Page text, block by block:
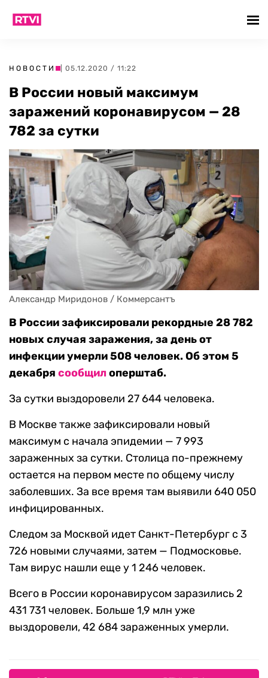
НОВОСТИ | 05.12.2020 / 11:22
В России новый максимум
заражений коронавирусом — 28
782 за сутки
Александр Миридонов / Коммерсантъ
В России зафиксировали рекордные 28 782
новых случая заражения, за день от
инфекции умерли 508 человек. Об этом 5
декабря сообщилоперштаб.
За сутки выздоровели 27 644 человека.
В Москве также зафиксировали новый
максимум с начала эпидемии — 7 993
зараженных за сутки. Столица по-прежнему
остается на первом месте по общему числу
заболевших. За все время там выявили 640 050
инфицированных.
Следом за Москвой идет Санкт-Петербург с 3
726 новыми случаями, затем — Подмосковье.
Там вирус нашли еще у 1 246 человек.
Всего в России коронавирусом заразились 2
431 731 человек. Больше 1,9 млн уже
выздоровели, 42 684 зараженных умерли.